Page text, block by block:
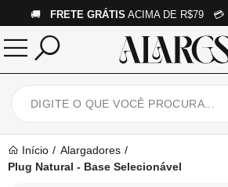
🚚 FRETE GRÁTIS ACIMA DE R$79 💳
Início
Alargadores
Plug Natural - Base Selecionável